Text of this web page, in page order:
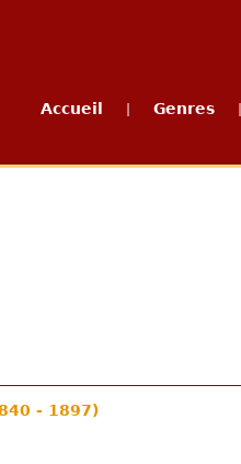
Accueil Genres
- 1897)